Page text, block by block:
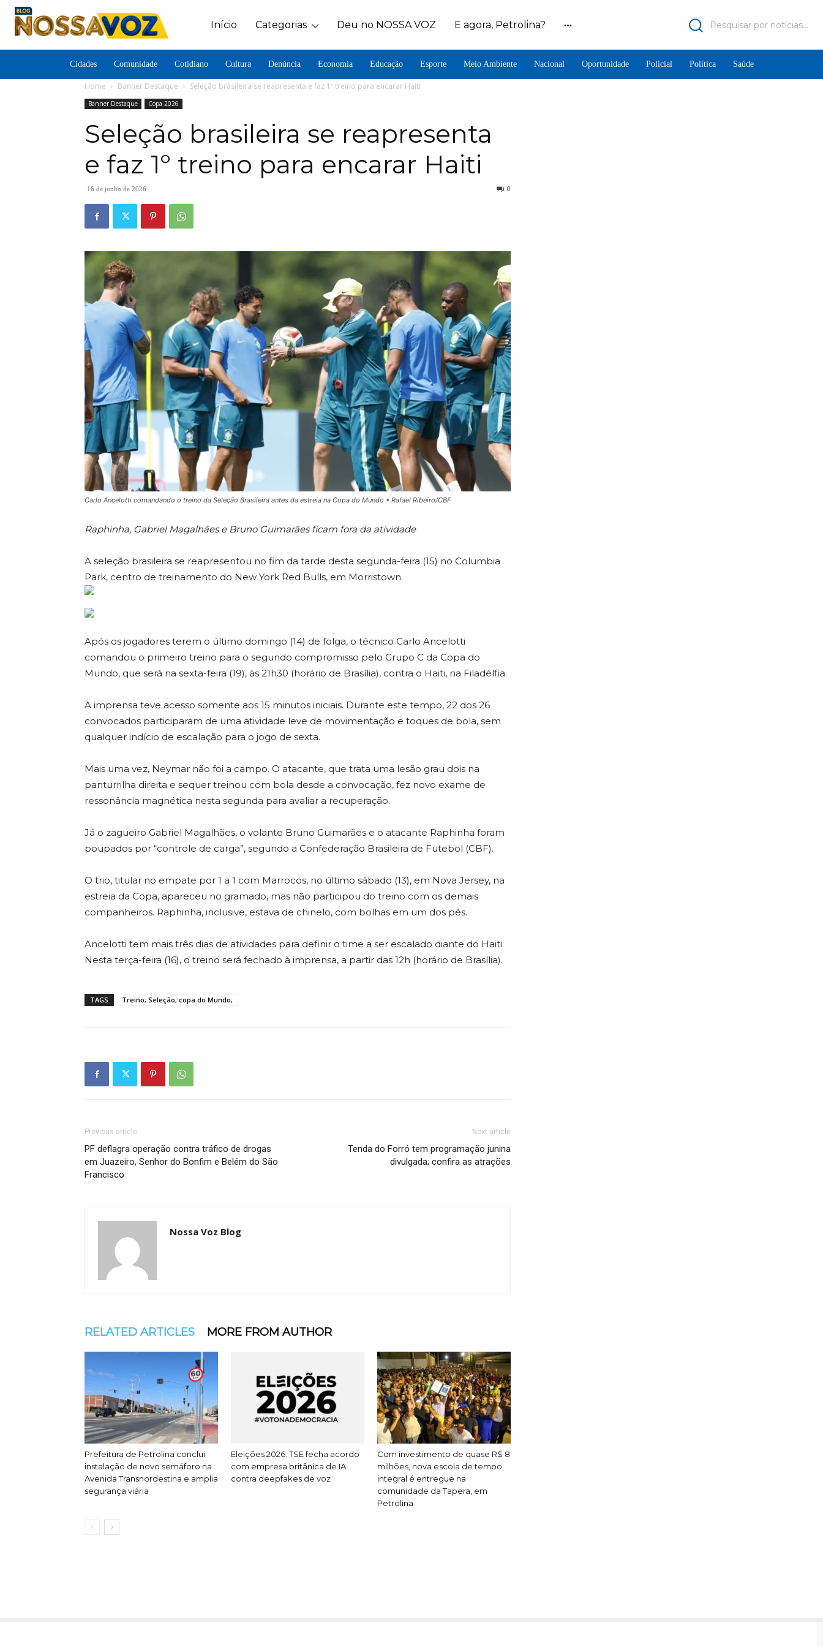
Início Categorias Deu no NOSSA VOZ E agora, Petrolina? Pesquisar por notícias...
Cidades Comunidade Cotidiano Cultura Denúncia Economia Educação Esporte Meio Ambiente Nacional Oportunidade Policial Política Saúde
Home Banner Destaque Seleção brasileira se reapresenta e faz 1º treino para encarar Haiti
Banner Destaque Copa 2026
Seleção brasileira se reapresenta
e faz 1º treino para encarar Haiti
16 de junho de 2026 0
Carlo Ancelotti comandando o treino da Seleção Brasileira antes da estreia na Copa do Mundo • Rafael Ribeiro/CBF
Raphinha, Gabriel Magalhães e Bruno Guimarães ficam fora da atividade
A seleção brasileira se reapresentou no fim da tarde desta segunda-feira (15) no Columbia
Park, centro de treinamento do New York Red Bulls, em Morristown.
Após os jogadores terem o último domingo (14) de folga, o técnico Carlo Ancelotti
comandou o primeiro treino para o segundo compromisso pelo Grupo C da Copa do
Mundo, que será na sexta-feira (19), às 21h30 (horário de Brasília), contra o Haiti, na Filadélfia.
A imprensa teve acesso somente aos 15 minutos iniciais. Durante este tempo, 22 dos 26
convocados participaram de uma atividade leve de movimentação e toques de bola, sem
qualquer indício de escalação para o jogo de sexta.
Mais uma vez, Neymar não foi a campo. O atacante, que trata uma lesão grau dois na
panturrilha direita e sequer treinou com bola desde a convocação, fez novo exame de
ressonância magnética nesta segunda para avaliar a recuperação.
Já o zagueiro Gabriel Magalhães, o volante Bruno Guimarães e o atacante Raphinha foram
poupados por “controle de carga”, segundo a Confederação Brasileira de Futebol (CBF).
O trio, titular no empate por 1 a 1 com Marrocos, no último sábado (13), em Nova Jersey, na
estreia da Copa, apareceu no gramado, mas não participou do treino com os demais
companheiros. Raphinha, inclusive, estava de chinelo, com bolhas em um dos pés.
Ancelotti tem mais três dias de atividades para definir o time a ser escalado diante do Haiti.
Nesta terça-feira (16), o treino será fechado à imprensa, a partir das 12h (horário de Brasília).
TAGS Treino; Seleção; copa do Mundo;
Previous article
PF deflagra operação contra tráfico de drogas
em Juazeiro, Senhor do Bonfim e Belém do São
Francisco
Next article
Tenda do Forró tem programação junina
divulgada; confira as atrações
Nossa Voz Blog
RELATED ARTICLES MORE FROM AUTHOR
Prefeitura de Petrolina conclui
instalação de novo semáforo na
Avenida Transnordestina e amplia
segurança viária
Eleições 2026: TSE fecha acordo
com empresa britânica de IA
contra deepfakes de voz
Com investimento de quase R$ 8
milhões, nova escola de tempo
integral é entregue na
comunidade da Tapera, em
Petrolina